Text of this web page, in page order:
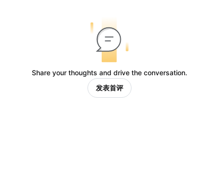
Share your thoughts and drive the conversation.
发表首评